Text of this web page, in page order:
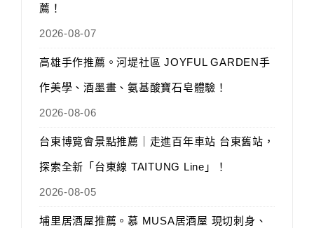
薦！
2026-08-07
高雄手作推薦。河堤社區 JOYFUL GARDEN手
作美學、酒墨畫、氨基酸寶石皂體驗！
2026-08-06
台東博覽會景點推薦｜走進百年車站 台東舊站，
探索全新「台東線 TAITUNG Line」！
2026-08-05
埔里居酒屋推薦。慕 MUSA居酒屋 現切刺身、